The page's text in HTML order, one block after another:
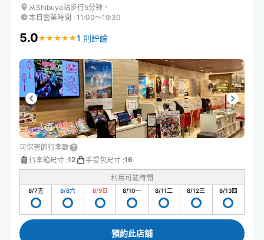
从Shibuya站步行5分钟。
本日營業時間 : 11:00〜19:30
5.0★ ★ ★ ★ ★
★ ★ ★ ★ ★1 則評論
可保管的行李數
行李箱尺寸 :12 手提包尺寸 :16
利用可能時間
8/7五 8/8六 8/9日 8/10一 8/11二 8/12三 8/13四
預約此店舖